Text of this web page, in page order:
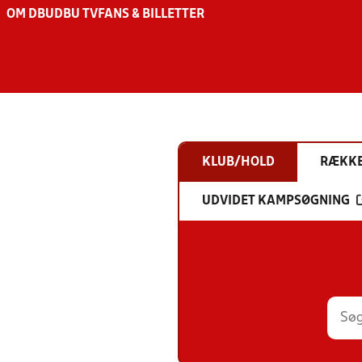
OM DBU DBU TV FANS & BILLETTER
KLUB/HOLD
UDVIDET KAMPSØGNING